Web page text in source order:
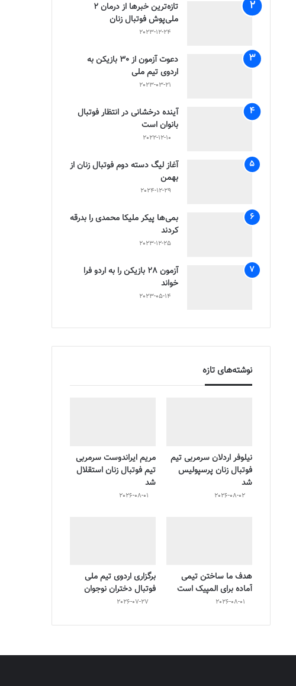
تازه‌ترین خبرها از درمان ۲
ملی‌پوش فوتبال زنان
2023-12-24
دعوت آزمون از 30 بازیکن به
اردوی تیم ملی
2023-03-21
آینده درخشانی در انتظار فوتبال
بانوان است
2022-12-10
آغاز لیگ دسته دوم فوتبال زنان از
بهمن
2024-12-29
بمی‌ها پیکر ملیکا محمدی را بدرقه
کردند
2023-12-25
آزمون 28 بازیکن را به اردو فرا
خواند
2023-05-14
نوشته‌های تازه
نیلوفر اردلان سرمربی تیم
فوتبال زنان پرسپولیس
شد
2026-08-02
مریم ایراندوست سرمربی
تیم فوتبال زنان استقلال
شد
2026-08-01
هدف ما ساختن تیمی
آماده برای المپیک است
2026-08-01
برگزاری اردوی تیم ملی
فوتبال دختران نوجوان
2026-07-27